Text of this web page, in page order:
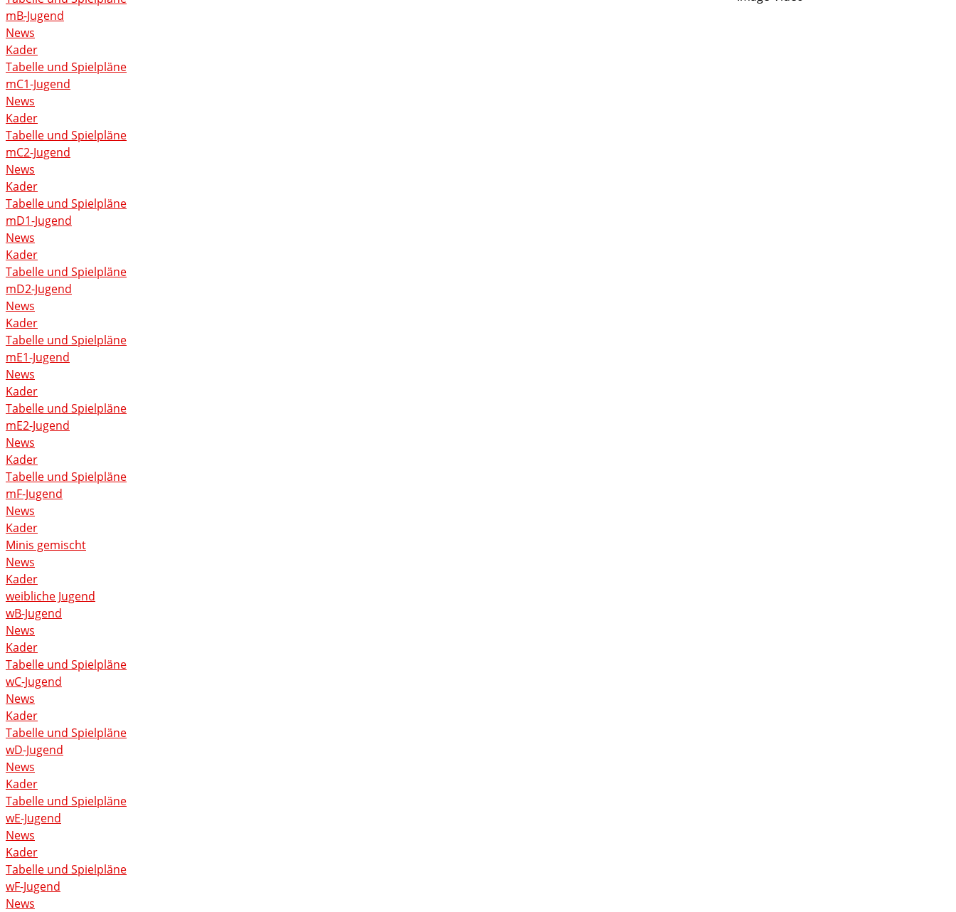
mB-Jugend
News
Kader
Tabelle und Spielpläne
mC1-Jugend
News
Kader
Tabelle und Spielpläne
mC2-Jugend
News
Kader
Tabelle und Spielpläne
mD1-Jugend
News
Kader
Tabelle und Spielpläne
mD2-Jugend
News
Kader
Tabelle und Spielpläne
mE1-Jugend
News
Kader
Tabelle und Spielpläne
mE2-Jugend
News
Kader
Tabelle und Spielpläne
mF-Jugend
News
Kader
Minis gemischt
News
Kader
weibliche Jugend
wB-Jugend
News
Kader
Tabelle und Spielpläne
wC-Jugend
News
Kader
Tabelle und Spielpläne
wD-Jugend
News
Kader
Tabelle und Spielpläne
wE-Jugend
News
Kader
Tabelle und Spielpläne
wF-Jugend
News